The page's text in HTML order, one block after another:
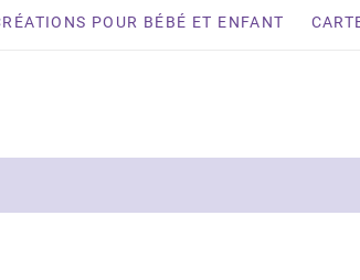
POUR BÉBÉ ET ENFANT